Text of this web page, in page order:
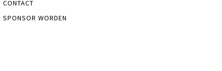
CONTACT
SPONSOR WORDEN